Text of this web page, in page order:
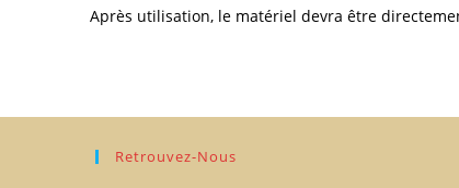
Après utilisation, le matériel devra être
Retrouvez-Nous